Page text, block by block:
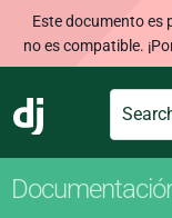
Este documento es
no es compatible.
Search